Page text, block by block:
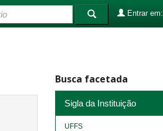
Entrar em:
Busca facetada
Sigla da Instituição
UFFS